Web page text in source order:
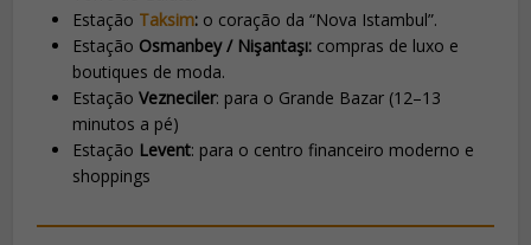
Estação Taksim: o coração da “Nova Istambul”.
Estação Osmanbey / Nişantaşı: compras de luxo e
boutiques de moda.
EstaçãoVezneciler: para o Grande Bazar (12–13
minutos a pé)
Estação Levent: para o centro financeiro moderno e
shoppings